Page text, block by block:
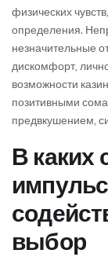
физических
определения.
незначительные
дискомфорт,
возможности
позитивными
предвкушением,
В каких
выбор